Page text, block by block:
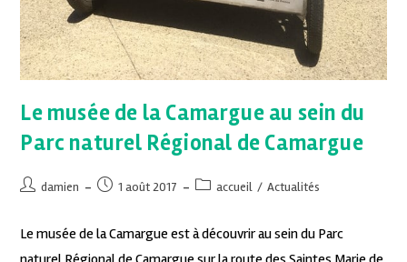
Le musée de la Camargue au sein du
Parc naturel Régional de Camargue
damien 1 août 2017 accueil / Actualités
Le musée de la Camargue est à découvrir au sein du Parc